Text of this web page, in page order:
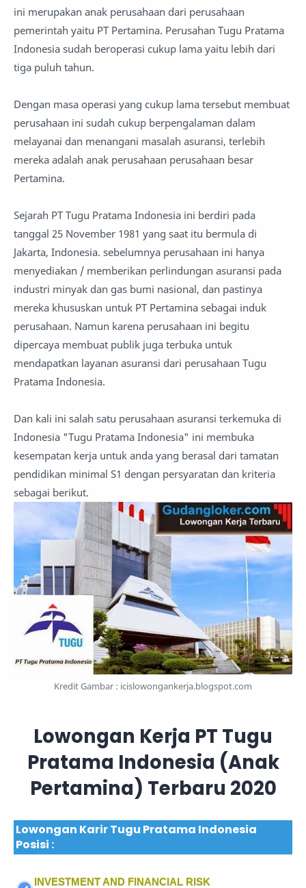
ini merupakan anak perusahaan dari perusahaan
pemerintah yaitu PT Pertamina. Perusahan Tugu Pratama
Indonesia sudah beroperasi cukup lama yaitu lebih dari
tiga puluh tahun.
Dengan masa operasi yang cukup lama tersebut membuat
perusahaan ini sudah cukup berpengalaman dalam
melayanai dan menangani masalah asuransi, terlebih
mereka adalah anak perusahaan perusahaan besar
Pertamina.
Sejarah PT Tugu Pratama Indonesia ini berdiri pada
tanggal 25 November 1981 yang saat itu bermula di
Jakarta, Indonesia. sebelumnya perusahaan ini hanya
menyediakan / memberikan perlindungan asuransi pada
industri minyak dan gas bumi nasional, dan pastinya
mereka khususkan untuk PT Pertamina sebagai induk
perusahaan. Namun karena perusahaan ini begitu
dipercaya membuat publik juga terbuka untuk
mendapatkan layanan asuransi dari perusahaan Tugu
Pratama Indonesia.
Dan kali ini salah satu perusahaan asuransi terkemuka di
Indonesia "Tugu Pratama Indonesia" ini membuka
kesempatan kerja untuk anda yang berasal dari tamatan
pendidikan minimal S1 dengan persyaratan dan kriteria
sebagai berikut.
Kredit Gambar : icislowongankerja.blogspot.com
Lowongan Kerja PT Tugu
Pratama Indonesia (Anak
Pertamina) Terbaru 2020
Lowongan Karir Tugu Pratama Indonesia
Posisi :
INVESTMENT AND FINANCIAL RISK